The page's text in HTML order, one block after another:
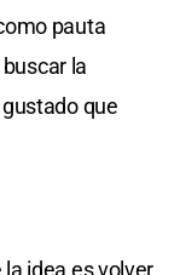
pauta
la
que
idea es volver